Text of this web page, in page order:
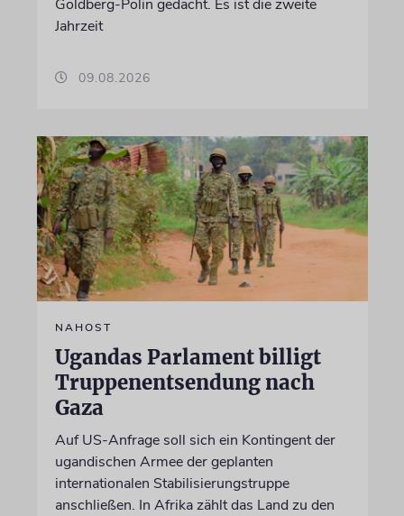
Goldberg-Polin gedacht. Es ist die zweite
Jahrzeit
09.08.2026
NAHOST
Ugandas Parlament billigt
Truppenentsendung nach
Gaza
Auf US-Anfrage soll sich ein Kontingent der
ugandischen Armee der geplanten
internationalen Stabilisierungstruppe
anschließen. In Afrika zählt das Land zu den